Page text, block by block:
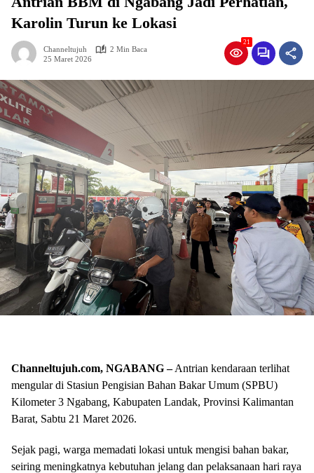
Karolin Turun ke Lokasi
Channeltujuh
2 Min Baca
25 Maret 2026
21
Channeltujuh.com, NGABANG –Antrian kendaraan terlihat
mengular di Stasiun Pengisian Bahan Bakar Umum (SPBU)
Kilometer 3 Ngabang, Kabupaten Landak, Provinsi Kalimantan
Barat, Sabtu 21 Maret 2026.
Sejak pagi, warga memadati lokasi untuk mengisi bahan bakar,
seiring meningkatnya kebutuhan jelang dan pelaksanaan hari raya